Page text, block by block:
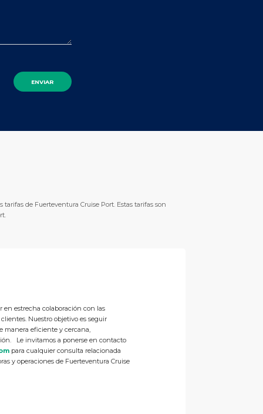
de Fuerteventura Cruise Port. Estas tarifas son
en estrecha colaboración con las
Nuestro objetivo es seguir
manera eficiente y cercana,
Le invitamos a ponerse en contacto
para cualquier consulta relacionada
y operaciones de Fuerteventura Cruise